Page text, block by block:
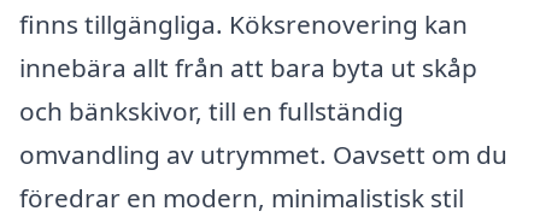
finns tillgängliga. Köksrenovering kan
innebära allt från att bara byta ut skåp
och bänkskivor, till en fullständig
omvandling av utrymmet. Oavsett om du
föredrar en modern, minimalistisk stil